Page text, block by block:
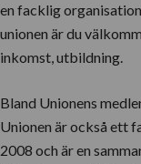
en facklig
unionen är du
inkomst, utbildning.
Bland Unionens
Unionen är också ett
2008 och är en